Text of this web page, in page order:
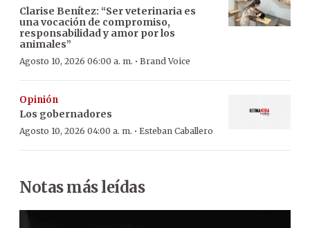
Clarise Benítez: “Ser veterinaria es
una vocación de compromiso,
responsabilidad y amor por los
animales”
Agosto 10, 2026 06:00 a. m. · Brand Voice
Opinión
Los gobernadores
Agosto 10, 2026 04:00 a. m. · Esteban Caballero
Notas más leídas